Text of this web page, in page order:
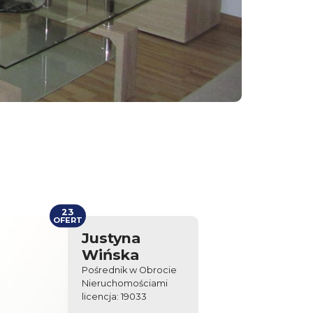
Justyna
Wińska
Pośrednik w Obrocie
Nieruchomościami
licencja: 19033
23
OFERT